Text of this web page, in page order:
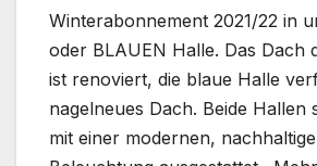
Winterabonnement 2021/22 in
oder BLAUEN Halle. Das Dach
ist renoviert, die blaue Halle
nagelneues Dach. Beide Hallen
mit einer modernen,